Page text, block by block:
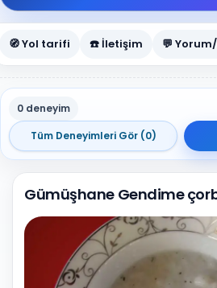
🧭 Yol tarifi ☎️ İletişim 💬
0 deneyim
Tüm Deneyimleri Gör (0)
Gümüşhane Gendime